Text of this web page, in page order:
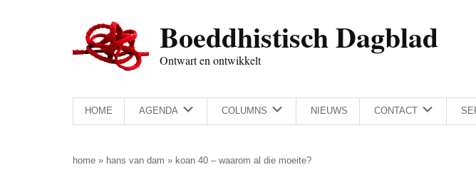
Boeddhistisch Dagblad
Ontwart en ontwikkelt
HOME AGENDA COLUMNS NIEUWS CONTACT
home » hans van dam » koan 40 – waarom al die moeite?